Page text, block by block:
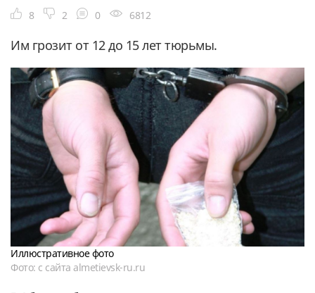
8 2 0 6812
Им грозит от 12 до 15 лет тюрьмы.
Иллюстративное фото
Фото: с сайта almetievsk-ru.ru